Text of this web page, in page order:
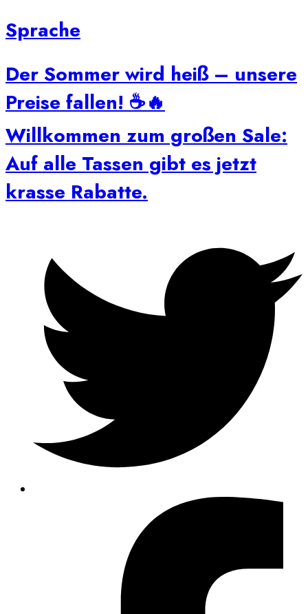
Sprache
Der Sommer wird heiß – unsere
Preise fallen! ☕🔥
Willkommen zum großen Sale:
Auf alle Tassen gibt es jetzt
krasse Rabatte.